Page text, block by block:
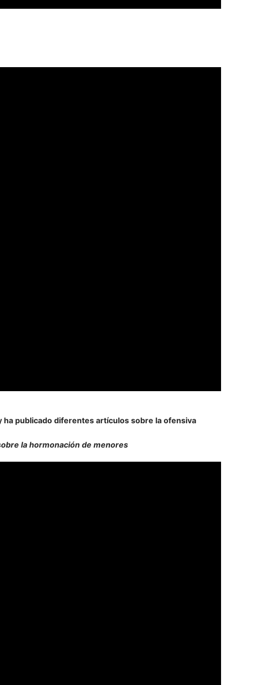
ha publicado diferentes artículos sobre la ofensiva
la hormonación de menores